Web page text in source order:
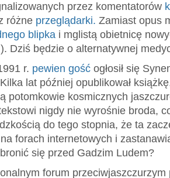
przez komentatorów
różne przeglądarki. Zamiast opus
blipka i mglistą obietnicę
Dziś będzie o alternatywnej
r. pewien gość ogłosił się
lat później opublikował
potomkowie kosmicznych
nigdy nie wyrośnie broda,
do tego stopnia, że ta
forach internetowych i
się przed Gadzim Ludem?
forum przeciwjaszczurzym